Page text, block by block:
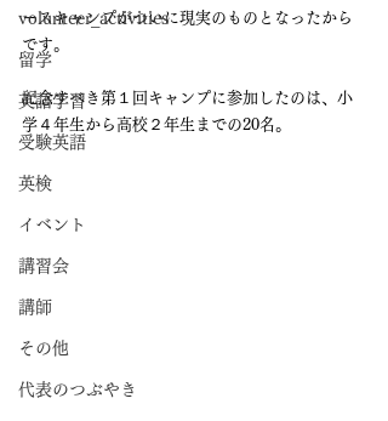
volunteer_activities
留学
英語学習
受験英語
英検
イベント
講習会
講師
その他
代表のつぶやき
ースキャンプがついに現実のものとなったから
です。
記念すべき第１回キャンプに参加したのは、小
学４年生から高校２年生までの20名。